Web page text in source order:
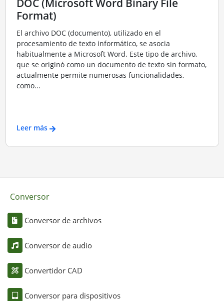
DOC (Microsoft Word Binary File
Format)
El archivo DOC (documento), utilizado en el
procesamiento de texto informático, se asocia
habitualmente a Microsoft Word. Este tipo de archivo,
que se originó como un documento de texto sin formato,
actualmente permite numerosas funcionalidades,
como...
Leer más
Conversor
Conversor de archivos
Conversor de audio
Convertidor CAD
Conversor para dispositivos